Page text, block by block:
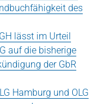
des
lässt im Urteil
auf die bisherige
der GbR
Hamburg und OLG